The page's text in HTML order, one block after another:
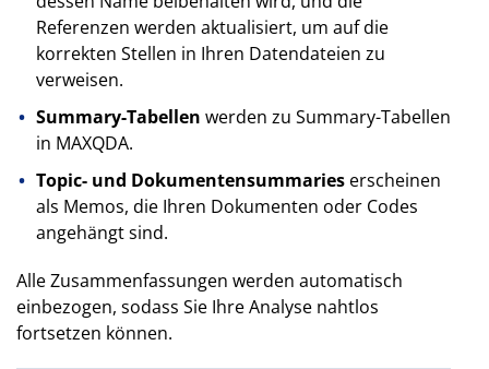
Referenzen werden aktualisiert, um auf die
korrekten Stellen in Ihren Datendateien zu
verweisen.
Summary-Tabellen werden zu Summary-Tabellen
in MAXQDA.
Topic- und Dokumentensummarieserscheinen
als Memos, die Ihren Dokumenten oder Codes
angehängt sind.
Alle Zusammenfassungen werden automatisch
einbezogen, sodass Sie Ihre Analyse nahtlos
fortsetzen können.